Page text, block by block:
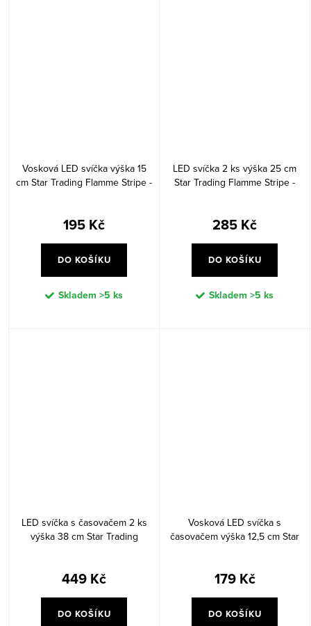
Vosková LED svíčka výška 15
cm Star Trading Flamme Stripe -
195 Kč
DO KOŠÍKU
Skladem >5 ks
LED svíčka 2 ks výška 25 cm
Star Trading Flamme Stripe -
285 Kč
DO KOŠÍKU
Skladem >5 ks
LED svíčka s časovačem 2 ks
výška 38 cm Star Trading
449 Kč
DO KOŠÍKU
Vosková LED svíčka s
časovačem výška 12,5 cm Star
179 Kč
DO KOŠÍKU